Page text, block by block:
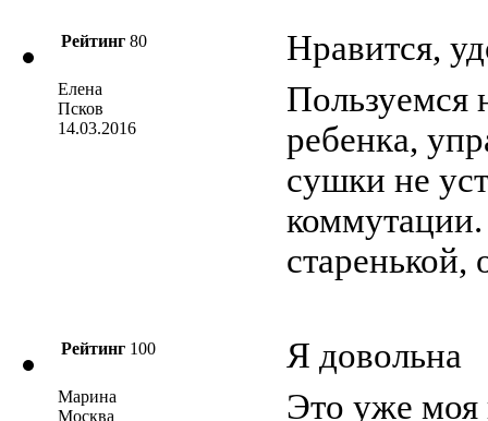
Рейтинг 80 Нравится,
Елена
Псков
14.03.2016
Пользуемся
ребенка,
сушки не
коммутации.
старенькой,
Рейтинг 100 Я довольна
Марина
Москва
Это уже моя